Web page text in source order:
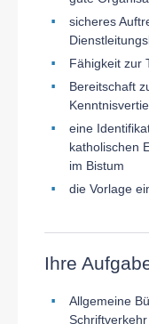
sicheres
Fähigkeit zur
Bereitschaft
eine
katholischen
im Bistum
die Vorlage
Ihre
Allgemeine